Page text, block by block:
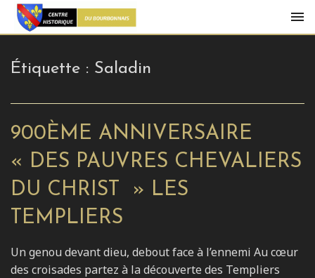
Étiquette : Saladin
900ÈME ANNIVERSAIRE
« DES PAUVRES CHEVALIERS
DU CHRIST » LES
TEMPLIERS
Un genou devant dieu, debout face à l’ennemi Au cœur
des croisades partez à la découverte des Templiers